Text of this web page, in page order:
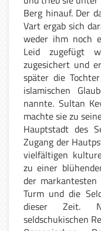
Berg hinauf. Der
Vart ergab sich
weder ihm noch
Leid zugefügt
zugesichert und
später die
islamischen
nannte. Sultan
machte sie zu
Hauptstadt des
Zugang der
vielfältigen
zu einer
der
Turm und die
dieser Zeit.
seldschukischen